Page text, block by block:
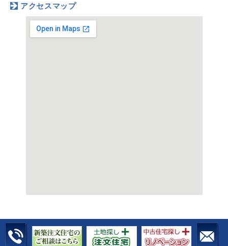
アクセスマップ